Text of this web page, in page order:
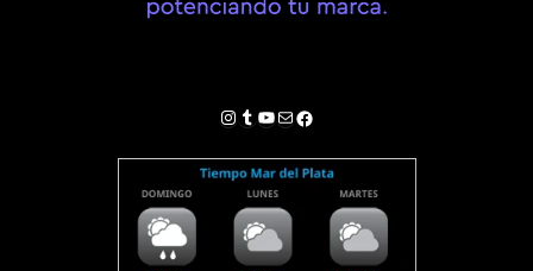
Instagram
Tumblr
YouTube
Correo electrónico
Facebook